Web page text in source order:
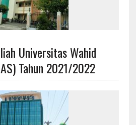
Universitas Wahid
Tahun 2021/2022